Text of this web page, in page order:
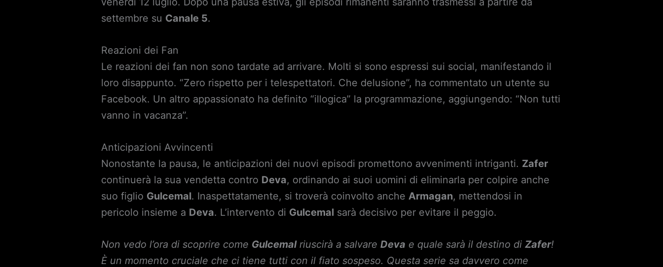
settembre su Canale 5.
Reazioni dei Fan
Le reazioni dei fan non sono tardate ad arrivare. Molti si sono espressi sui social, manifestando il
loro disappunto. “Zero rispetto per i telespettatori. Che delusione”, ha commentato un utente su
Facebook. Un altro appassionato ha definito “illogica” la programmazione, aggiungendo: “Non tutti
vanno in vacanza”.
Anticipazioni Avvincenti
Nonostante la pausa, le anticipazioni dei nuovi episodi promettono avvenimenti intriganti. Zafer
continuerà la sua vendetta contro Deva, ordinando ai suoi uomini di eliminarla per colpire anche
suo figlio Gulcemal. Inaspettatamente, si troverà coinvolto anche Armagan, mettendosi in
pericolo insieme a Deva. L’intervento di Gulcemal sarà decisivo per evitare il peggio.
Non vedo l’ora di scoprire come Gulcemalriuscirà a salvareDeva e quale sarà il destino diZafer!
È un momento cruciale che ci tiene tutti con il fiato sospeso. Questa serie sa davvero come